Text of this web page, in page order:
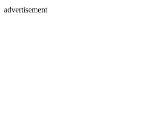
advertisement